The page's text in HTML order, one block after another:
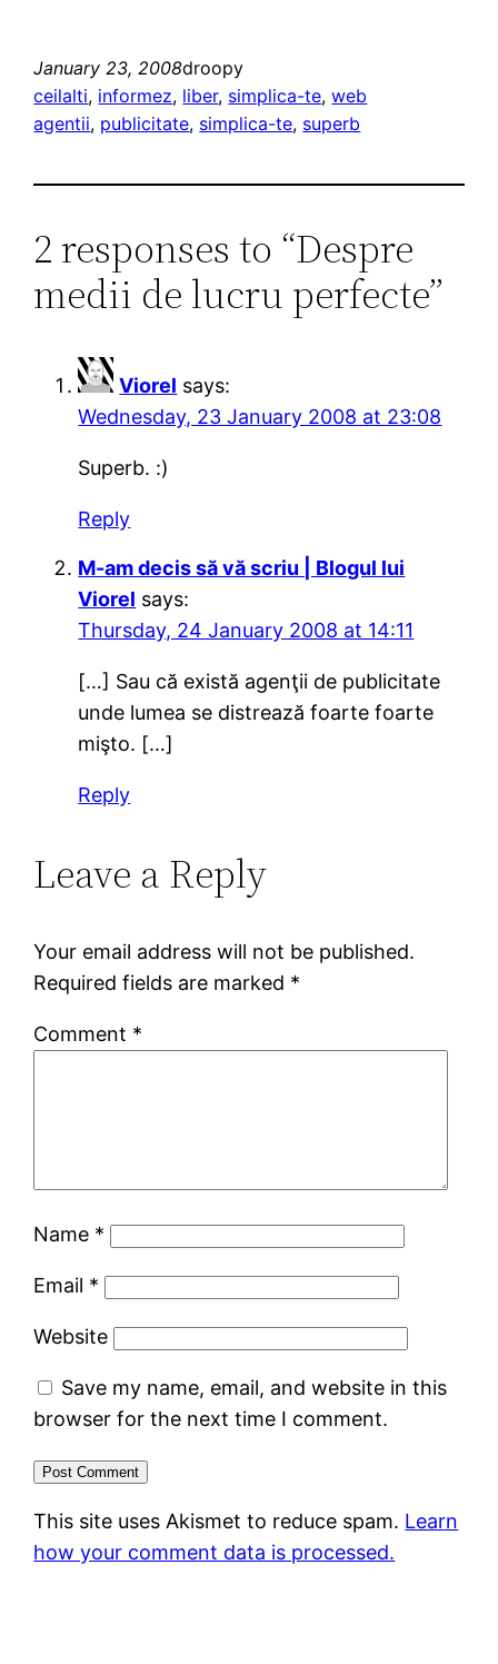
January 23, 2008droopy
ceilalti, informez, liber, simplica-te, web
agentii, publicitate, simplica-te, superb
2 responses to “Despre
medii de lucru perfecte”
Viorel says:
Wednesday, 23 January 2008 at 23:08
Superb. :)
Reply
M-am decis să vă scriu | Blogul lui
Viorel says:
Thursday, 24 January 2008 at 14:11
[…] Sau că există agenţii de publicitate
unde lumea se distrează foarte foarte
mişto. […]
Reply
Leave a Reply
Your email address will not be published.
Required fields are marked *
Comment *
Name *
Email *
Website
Save my name, email, and website in this
browser for the next time I comment.
This site uses Akismet to reduce spam. Learn
how your comment data is processed.